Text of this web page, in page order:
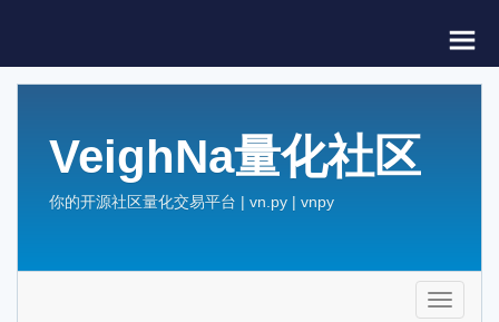
VeighNa量化社区
你的开源社区量化交易平台 | vn.py | vnpy
Toggle